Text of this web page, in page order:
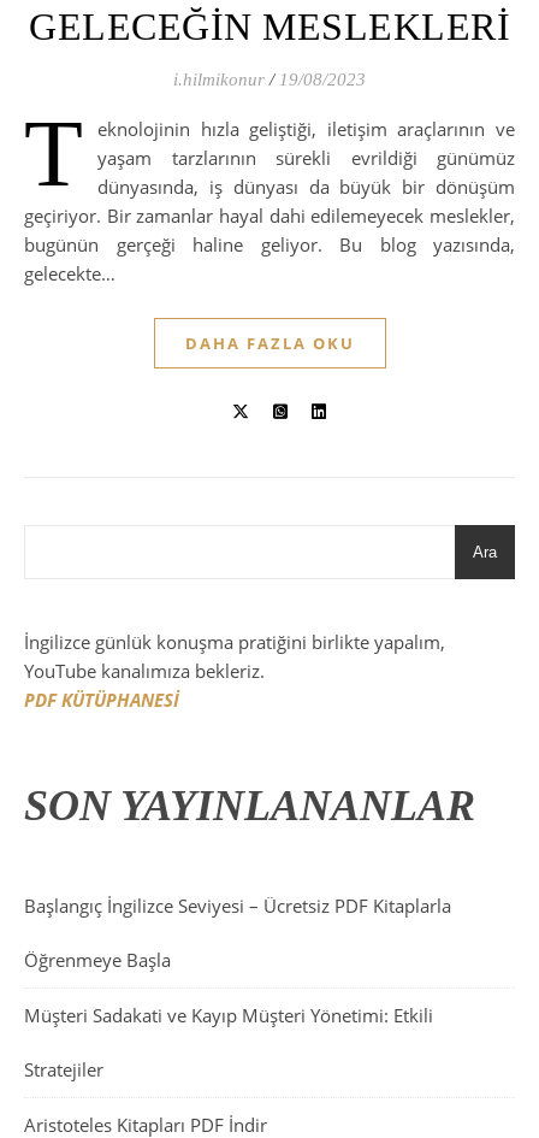
GELECEĞİN MESLEKLERİ
i.hilmikonur / 19/08/2023
T
eknolojinin hızla geliştiği, iletişim araçlarının ve
yaşam tarzlarının sürekli evrildiği günümüz
dünyasında, iş dünyası da büyük bir dönüşüm
geçiriyor. Bir zamanlar hayal dahi edilemeyecek meslekler,
bugünün gerçeği haline geliyor. Bu blog yazısında,
gelecekte…
DAHA FAZLA OKU
Ara
İngilizce günlük konuşma pratiğini birlikte yapalım,
YouTube kanalımıza bekleriz.
PDF KÜTÜPHANESİ
SON YAYINLANANLAR
Başlangıç İngilizce Seviyesi – Ücretsiz PDF Kitaplarla
Öğrenmeye Başla
Müşteri Sadakati ve Kayıp Müşteri Yönetimi: Etkili
Stratejiler
Aristoteles Kitapları PDF İndir